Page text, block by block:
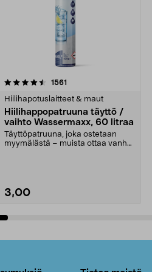
1561
Hiilihapotuslaitteet & maut
Hiilihappopatruuna täyttö /
vaihto Wassermaxx, 60 litraa
Täyttöpatruuna, joka ostetaan
myymälästä – muista ottaa vanha
3,00
4.5viidestä